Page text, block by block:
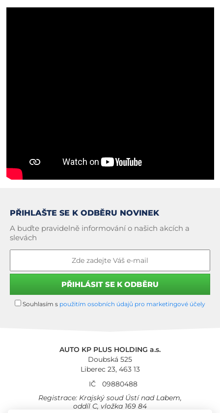
PŘIHLAŠTE SE K ODBĚRU NOVINEK
A buďte pravidelně informování o našich akcích a
slevách
Souhlasím s použitím osobních údajů pro marketingové účely
AUTO KP PLUS HOLDING a.s.
Doubská 525
Liberec 23, 463 13
IČ
09880488
Registrace: Krajský soud Ústí nad Labem,
oddíl C, vložka 169 84